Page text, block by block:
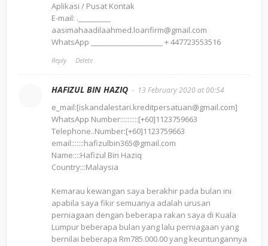
Aplikasi / Pusat Kontak
E-mail: ._________
aasimahaadilaahmed.loanfirm@gmail.com
WhatsApp ____________________ + 447723553516
Reply Delete
HAFIZUL BIN HAZIQ 13 February 2020 at 00:54
e_mail:[iskandalestari.kreditpersatuan@gmail.com]
WhatsApp Number::::::::::[+60]1123759663
Telephone..Number:[+60]1123759663
email:::::::hafizulbin365@gmail.com
Name::::Hafizul Bin Haziq
Country:::Malaysia
Kemarau kewangan saya berakhir pada bulan ini
apabila saya fikir semuanya adalah urusan
perniagaan dengan beberapa rakan saya di Kuala
Lumpur beberapa bulan yang lalu perniagaan yang
bernilai beberapa Rm785.000.00 yang keuntungannya